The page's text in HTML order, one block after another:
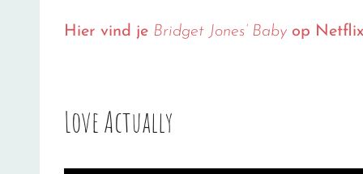
Hier vind je Bridget Jones’ Baby op
Love Actually